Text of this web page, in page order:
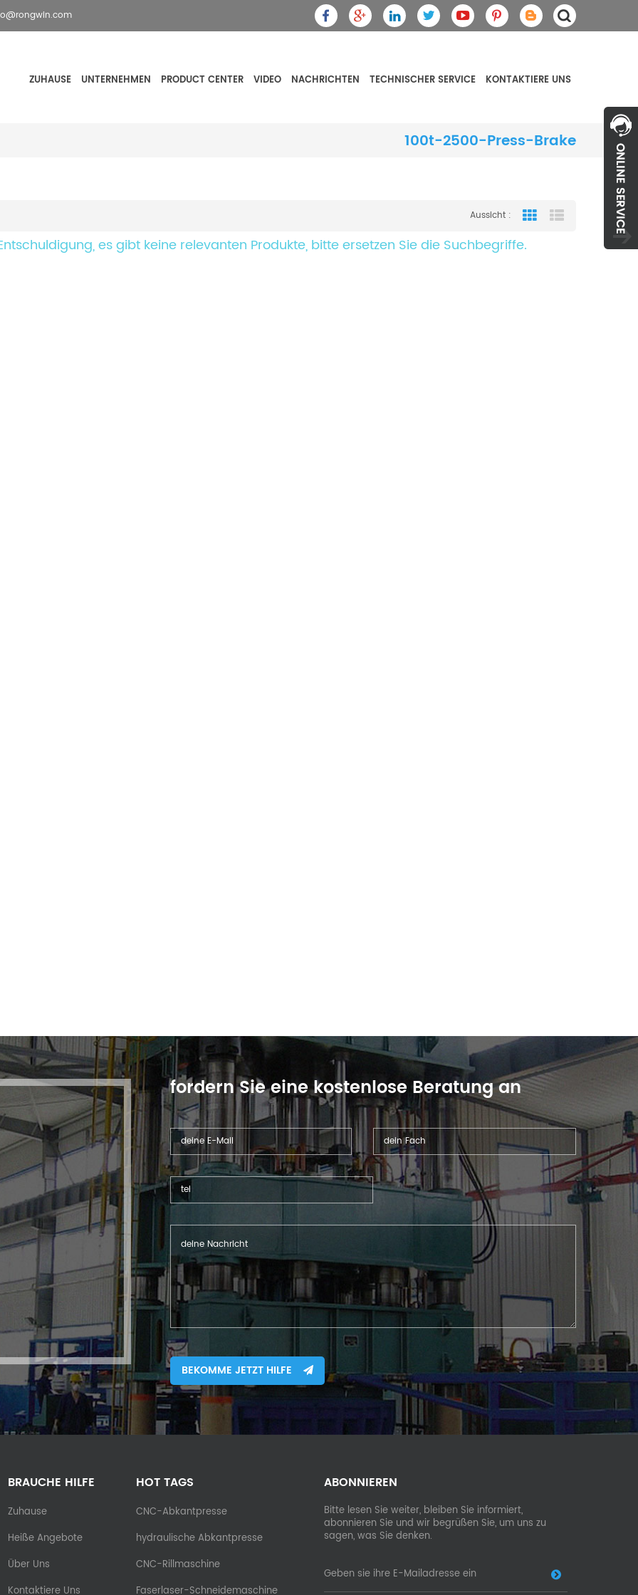
ZUHAUSE UNTERNEHMEN PRODUCT CENTER VIDEO NACHRICHTEN TECHNISCHER SERVICE KONTAKTIERE UNS
100t-2500-Press-Brake
Aussicht : Grid View
es gibt keine relevanten Produkte, bitte ersetzen Sie die Suchbegriffe.
fordern Sie eine kostenlose Beratung an
BEKOMME JETZT HILFE
BRAUCHE HILFE
Zuhause
Heiße Angebote
Über Uns
Kontaktiere Uns
HOT TAGS
CNC-Abkantpresse
hydraulische Abkantpresse
CNC-Rillmaschine
Faserlaser-Schneidemaschine
ABONNIEREN
Bitte lesen Sie weiter, bleiben Sie informiert,
abonnieren Sie und wir begrüßen Sie, um uns zu
sagen, was Sie denken.